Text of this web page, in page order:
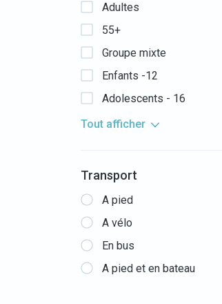
Adultes
55+
Groupe mixte
Enfants -12
Adolescents - 16
Tout afficher
Transport
A pied
A vélo
En bus
A pied et en bateau